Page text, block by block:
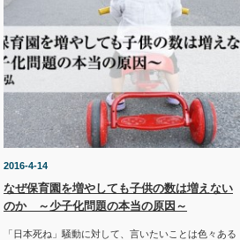
2016-4-14
なぜ保育園を増やしても子供の数は増えない
のか ～少子化問題の本当の原因～
「日本死ね」騒動に対して、言いたいことは色々ある